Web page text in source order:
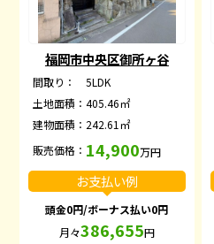
福岡市中央区御所ヶ谷
間取り：
5LDK
土地面積：405.46㎡
建物面積： 242.61㎡
販売価格： 14,900万円
お支払い例
頭金0円/ボーナス払い0円
月々386,655円